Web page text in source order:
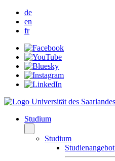
de
en
fr
Studium
Studium
Studienangebot